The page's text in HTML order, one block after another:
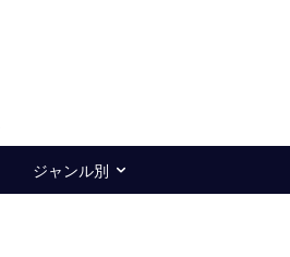
ジャンル別